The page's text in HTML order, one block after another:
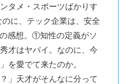
タメ・スポーツばかりす
に、テック企業は、安全
感想。①知性の定義がソ
才はヤバイ。なのに、今
を愛でて来たのか。
」天才がそんなに分って